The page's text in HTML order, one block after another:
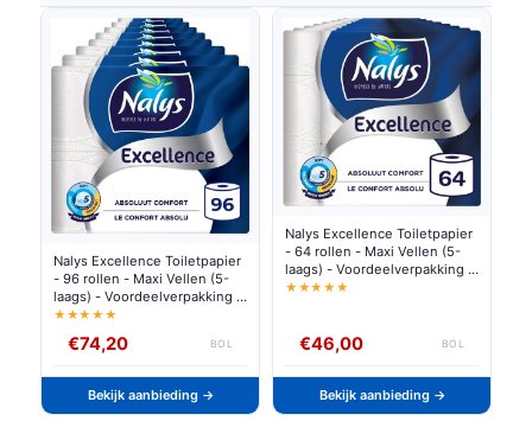
Nalys Excellence Toiletpapier
- 96 rollen - Maxi Vellen (5-
laags) - Voordeelverpakking -
papieren verpakking
★★★★★
€74,20 BOL
Bekijk aanbieding →
Nalys Excellence Toiletpapier
- 64 rollen - Maxi Vellen (5-
laags) - Voordeelverpakking -
papieren verpakking
★★★★★
€46,00 BOL
Bekijk aanbieding →